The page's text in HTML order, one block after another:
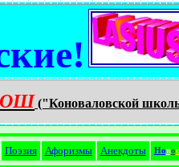
("Коноваловской
Поэзия Афоризмы Анекдоты Новос